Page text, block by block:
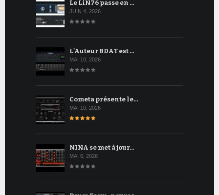
Le LiN76 passe en …
JUIN 4, 2026
L'Auteur 8DAT est …
MAI 10, 2026
Cometa présente le…
MAI 10, 2026
NINA se met à jour…
MAI 6, 2026